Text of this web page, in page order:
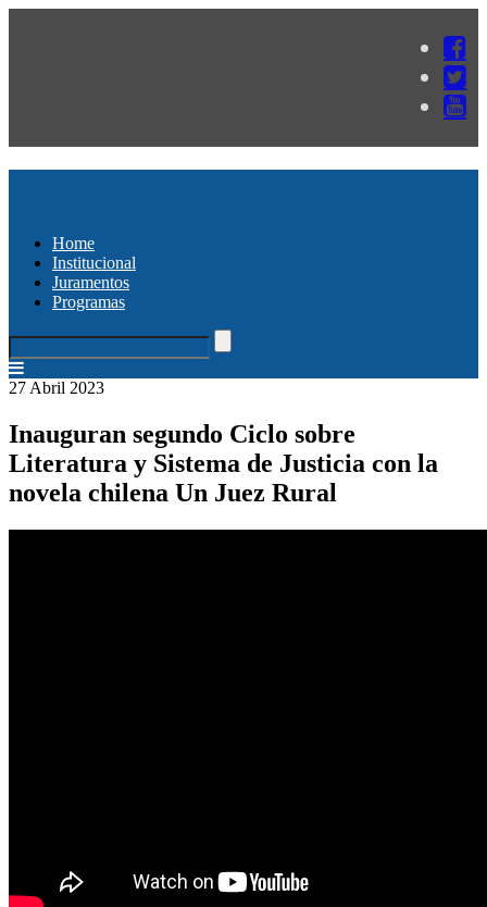
Home
Institucional
Juramentos
Programas
27 Abril 2023
Inauguran segundo Ciclo sobre
Literatura y Sistema de Justicia con la
novela chilena Un Juez Rural